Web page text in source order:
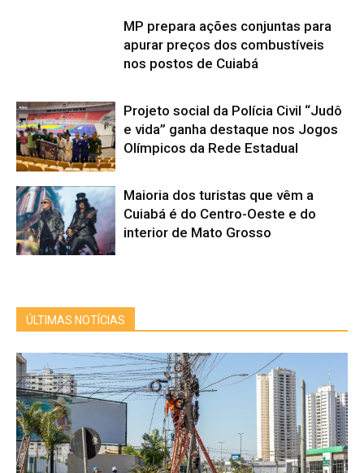
MP prepara ações conjuntas para
apurar preços dos combustíveis
nos postos de Cuiabá
Projeto social da Polícia Civil “Judô
e vida” ganha destaque nos Jogos
Olímpicos da Rede Estadual
Maioria dos turistas que vêm a
Cuiabá é do Centro-Oeste e do
interior de Mato Grosso
ÚLTIMAS NOTÍCIAS